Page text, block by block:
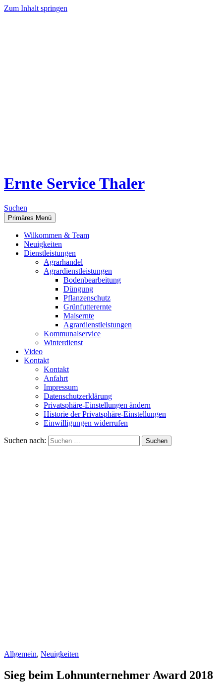
Zum Inhalt springen
Ernte Service Thaler
Suchen
Primäres Menü
Wilkommen & Team
Neuigkeiten
Dienstleistungen
Agrarhandel
Agrardienstleistungen
Bodenbearbeitung
Düngung
Pflanzenschutz
Grünfutterernte
Maisernte
Agrardienstleistungen
Kommunalservice
Winterdienst
Video
Kontakt
Kontakt
Anfahrt
Impressum
Datenschutzerklärung
Privatsphäre-Einstellungen ändern
Historie der Privatsphäre-Einstellungen
Einwilligungen widerrufen
Suchen nach:
Allgemein, Neuigkeiten
Sieg beim Lohnunternehmer Award 2018